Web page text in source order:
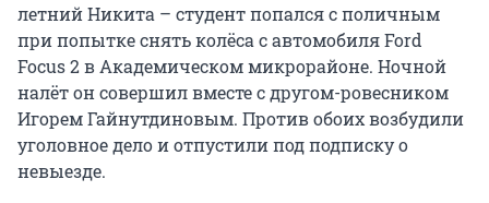
летний Никита – студент попался с поличным
при попытке снять колёса с автомобиля Ford
Focus 2 в Академическом микрорайоне. Ночной
налёт он совершил вместе с другом-ровесником
Игорем Гайнутдиновым. Против обоих возбудили
уголовное дело и отпустили под подписку о
невыезде.